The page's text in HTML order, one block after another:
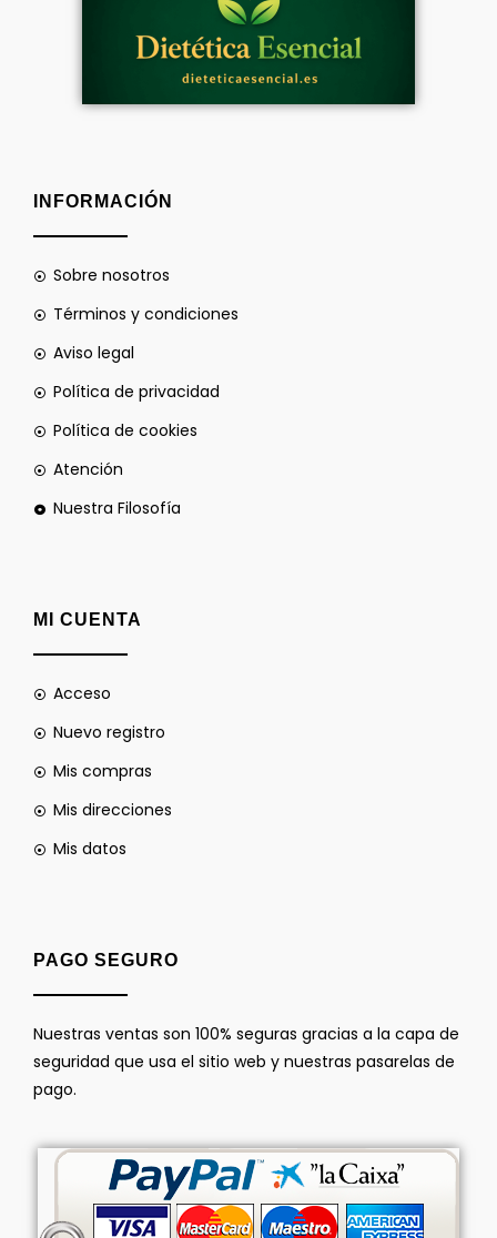
INFORMACIÓN
Sobre nosotros
Términos y condiciones
Aviso legal
Política de privacidad
Política de cookies
Atención
Nuestra Filosofía
MI CUENTA
Acceso
Nuevo registro
Mis compras
Mis direcciones
Mis datos
PAGO SEGURO
Nuestras ventas son 100% seguras gracias a la capa de
seguridad que usa el sitio web y nuestras pasarelas de
pago.